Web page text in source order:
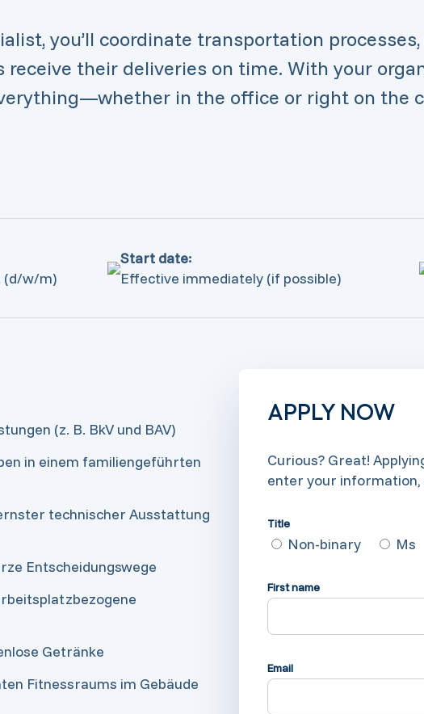
you’ll coordinate transportation
their deliveries on time. With your
in the office or right on the
(d/w/m)
Start date:
Effective immediately (if possible)
(z. B. BkV und BAV)
in einem familiengeführten
technischer Ausstattung
Entscheidungswege
Getränke
Fitnessraums im Gebäude
APPLY NOW
Curious? Great!
enter your information,
Title
Non-binary Ms
First name
Email